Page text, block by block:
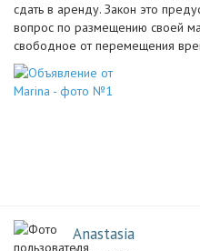
сдать в аренду. Закон это
вопрос по размещению своей
свободное от перемещения
Anastasia